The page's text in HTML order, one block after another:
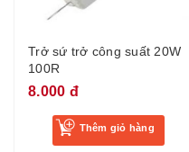
Trở sứ trở công suất 20W
100R
8.000 đ
Thêm giỏ hàng